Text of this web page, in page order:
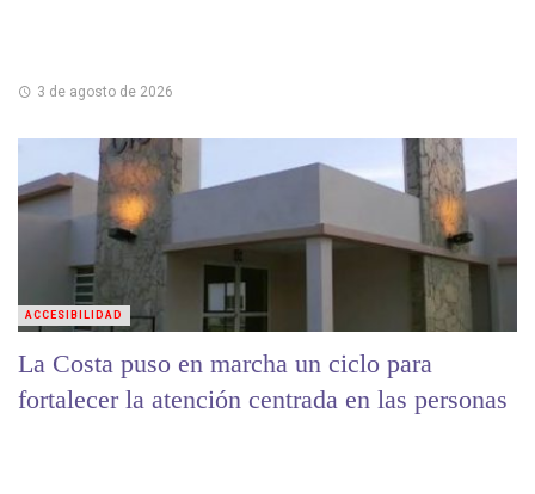
3 de agosto de 2026
La Costa puso en marcha un ciclo para
fortalecer la atención centrada en las personas
ACCESIBILIDAD